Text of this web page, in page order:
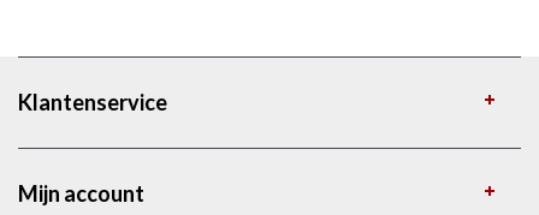
Klantenservice
Mijn account